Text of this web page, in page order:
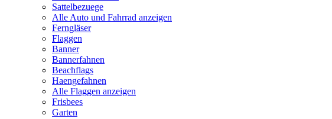
Sattelbezuege
Alle Auto und Fahrrad anzeigen
Ferngläser
Flaggen
Banner
Bannerfahnen
Beachflags
Haengefahnen
Alle Flaggen anzeigen
Frisbees
Garten